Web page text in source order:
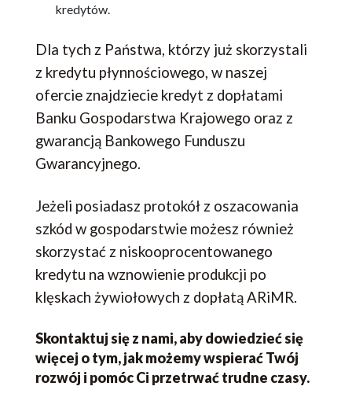
kredytów.
Dla tych z Państwa, którzy już skorzystali
z kredytu płynnościowego, w naszej
ofercie znajdziecie kredyt z dopłatami
Banku Gospodarstwa Krajowego oraz z
gwarancją Bankowego Funduszu
Gwarancyjnego.
Jeżeli posiadasz protokół z oszacowania
szkód w gospodarstwie możesz również
skorzystać z niskooprocentowanego
kredytu na wznowienie produkcji po
klęskach żywiołowych z dopłatą ARiMR.
Skontaktuj się z nami, aby dowiedzieć się
więcej o tym, jak możemy wspierać Twój
rozwój i pomóc Ci przetrwać trudne czasy.